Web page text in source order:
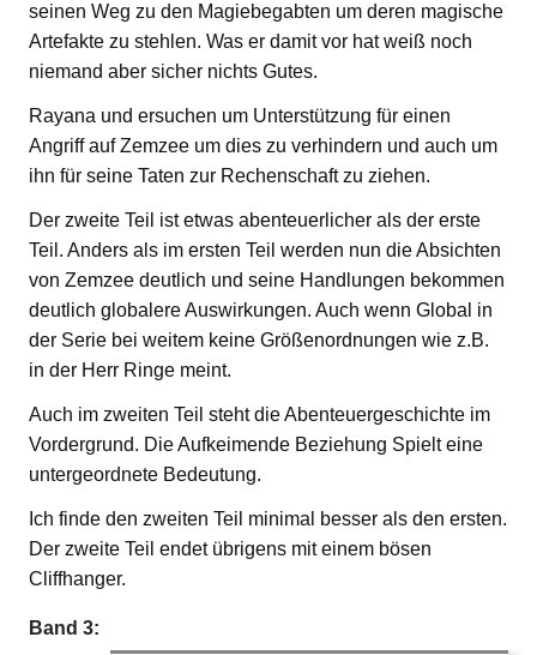
seinen Weg zu den Magiebegabten um deren magische
Artefakte zu stehlen. Was er damit vor hat weiß noch
niemand aber sicher nichts Gutes.
Rayana und ersuchen um Unterstützung für einen
Angriff auf Zemzee um dies zu verhindern und auch um
ihn für seine Taten zur Rechenschaft zu ziehen.
Der zweite Teil ist etwas abenteuerlicher als der erste
Teil. Anders als im ersten Teil werden nun die Absichten
von Zemzee deutlich und seine Handlungen bekommen
deutlich globalere Auswirkungen. Auch wenn Global in
der Serie bei weitem keine Größenordnungen wie z.B.
in der Herr Ringe meint.
Auch im zweiten Teil steht die Abenteuergeschichte im
Vordergrund. Die Aufkeimende Beziehung Spielt eine
untergeordnete Bedeutung.
Ich finde den zweiten Teil minimal besser als den ersten.
Der zweite Teil endet übrigens mit einem bösen
Cliffhanger.
Band 3: